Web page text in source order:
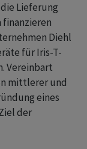
Lieferung
Diehl
für Iris-T-
Vereinbart
mittlerer und
eines
der